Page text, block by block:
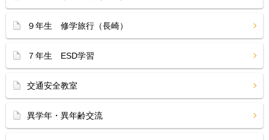
９年生 修学旅行（長崎）
７年生 ESD学習
交通安全教室
異学年・異年齢交流